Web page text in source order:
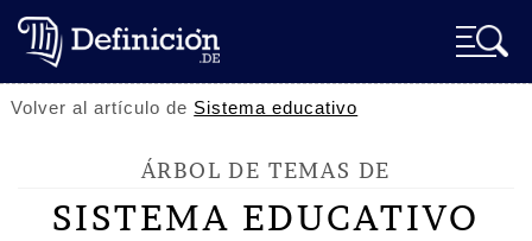
Volver al artículo de Sistema educativo
ÁRBOL DE TEMAS DE
SISTEMA EDUCATIVO